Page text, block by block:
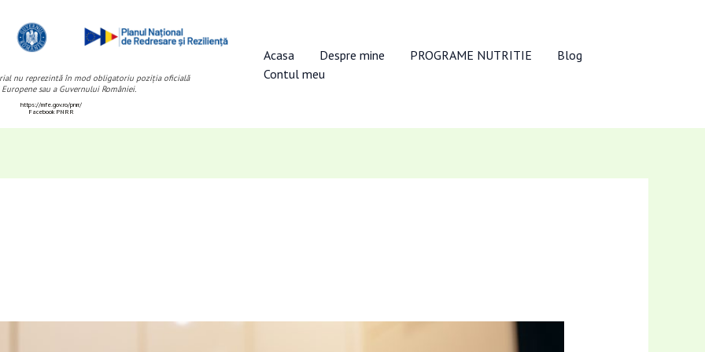
nu reprezintă în mod obligatoriu poziția oficială
sau a Guvernului României.
https://mfe.gov.ro/pnrr/
Facebook PNRR
Acasa Despre mine PROGRAME NUTRITIE
Blog
Contul meu